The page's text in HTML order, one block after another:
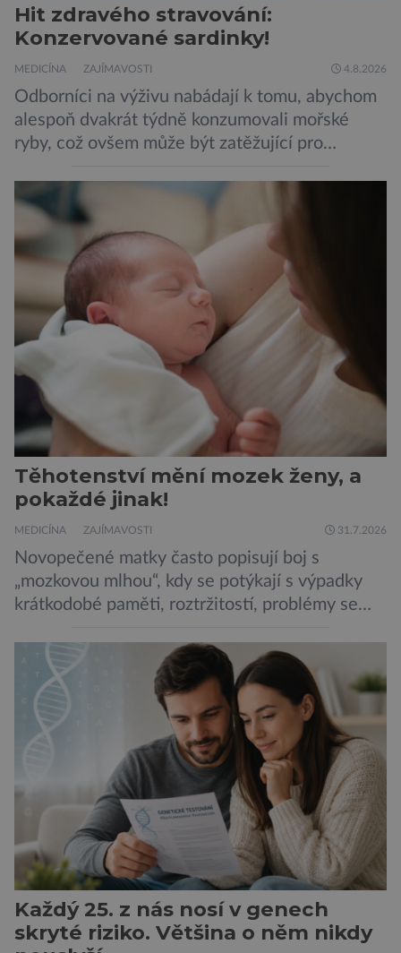
Hit zdravého stravování:
Konzervované sardinky!
MEDICÍNA ZAJÍMAVOSTI 4.8.2026
Odborníci na výživu nabádají k tomu, abychom
alespoň dvakrát týdně konzumovali mořské
ryby, což ovšem může být zatěžující pro
doporučení se nyní staly konzervované
sardinky, které si může dovolit opravdu každý
„Místo toho, aby poskytovaly izolované
mononutrienty, jsou rybí konzervy kompletní
potravinou,“ říká nutriční specialista Colin
Robertson a zdůrazňuje […]
Těhotenství mění mozek ženy, a
pokaždé jinak!
MEDICÍNA ZAJÍMAVOSTI 31.7.2026
Novopečené matky často popisují boj s
„mozkovou mlhou“, kdy se potýkají s výpadky
krátkodobé paměti, roztržitostí, problémy se
obtíže byly dlouhou dobu připisovány
nedostatku spánku a stresu při péči o
novorozence. Nyní se však ukazuje, že za tím
stojí změny v mozku vyvolané těhotenstvím!
Poporodní mozková mlha, v angličtině […]
Každý 25. z nás nosí v genech
skryté riziko. Většina o něm nikdy